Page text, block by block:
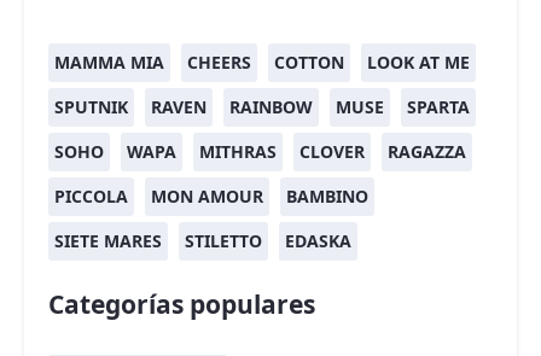
MAMMA MIA CHEERS COTTON
LOOK AT ME
SPUTNIK
RAVEN RAINBOW MUSE
SPARTA
SOHO
WAPA MITHRAS CLOVER
RAGAZZA
PICCOLA
MON AMOUR
BAMBINO
SIETE MARES
STILETTO EDASKA
Categorías populares